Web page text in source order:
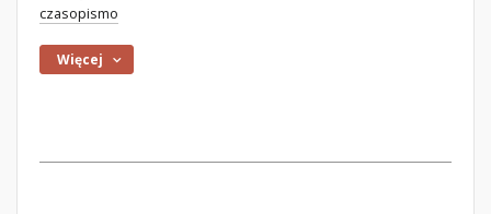
czasopismo
Więcej